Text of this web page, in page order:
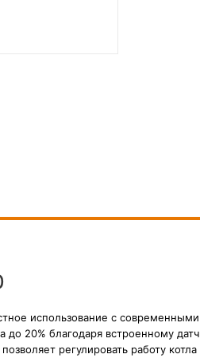
использование с
до 20% благодаря встроенному
регулировать работу котла